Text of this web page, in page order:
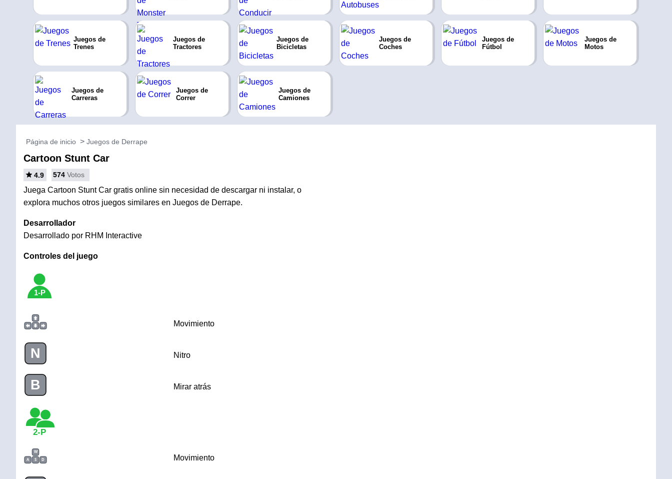
Juegos de
Trenes
Juegos de
Tractores
Juegos de
Bicicletas
Juegos de
Coches
Juegos de
Fútbol
Juegos de
Motos
Juegos de
Carreras
Juegos de
Correr
Juegos de
Camiones
Página de inicio Juegos de Derrape
Cartoon Stunt Car
4.9 574 Votos
Juega Cartoon Stunt Car gratis online sin necesidad de descargar ni instalar, o
explora muchos otros juegos similares en Juegos de Derrape.
Desarrollador
Desarrollado por RHM Interactive
Controles del juego
1-P
Movimiento
N Nitro
B Mirar atrás
2-P
W
A
S D Movimiento